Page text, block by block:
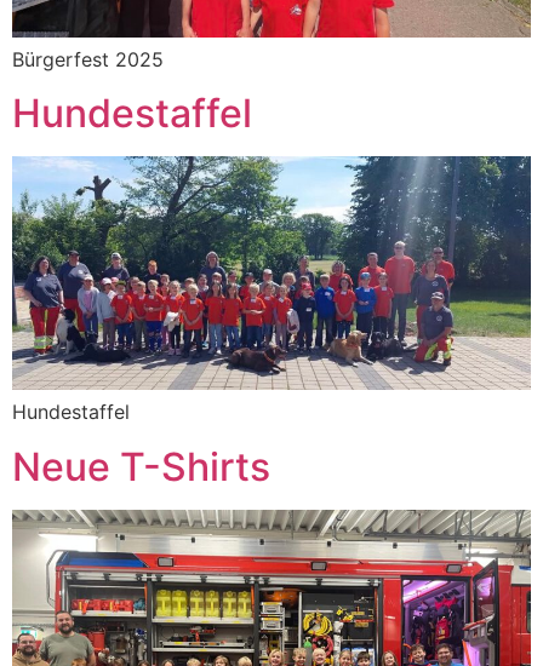
Bürgerfest 2025
Hundestaffel
Hundestaffel
Neue T-Shirts